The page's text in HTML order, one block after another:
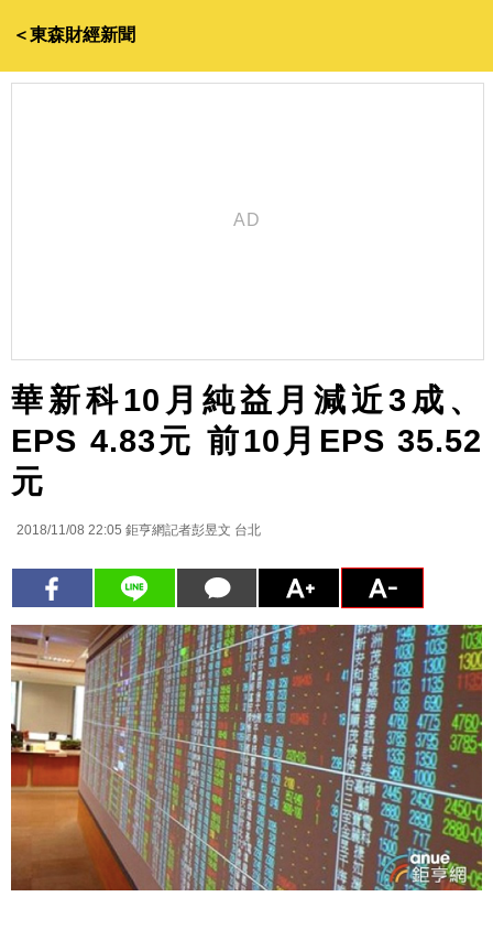
＜東森財經新聞
華新科10月純益月減近3成、
EPS 4.83元 前10月EPS 35.52
元
2018/11/08 22:05 鉅亨網記者彭昱文 台北